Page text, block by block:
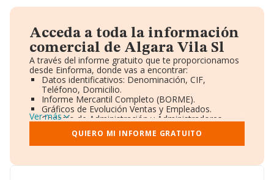
Acceda a toda la información
comercial de Algara Vila Sl
A través del informe gratuito que te proporcionamos
desde Einforma, donde vas a encontrar:
Datos identificativos: Denominación, CIF,
Teléfono, Domicilio.
Informe Mercantil Completo (BORME).
Gráficos de Evolución Ventas y Empleados.
Consejo de Administración y Administradores.
Directivos y Ejecutivos.
Accionistas.
Participaciones y Vinculaciones en otras empresas.
Información oficial y registral complementaria.
Ver más
QUIERO MI INFORME GRATUITO